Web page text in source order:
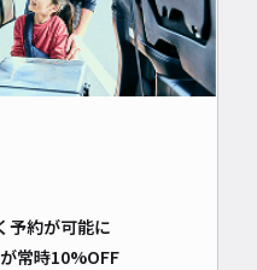
予約が可能に
常時10%OFF